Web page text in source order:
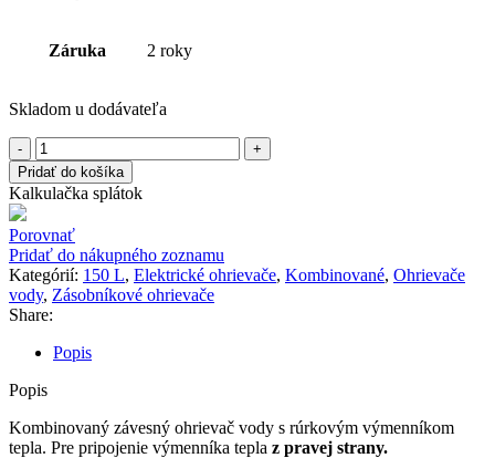
Záruka 2 roky
Skladom u dodávateľa
Pridať do košíka
Kalkulačka splátok
Porovnať
Pridať do nákupného zoznamu
Kategórií: 150 L, Elektrické ohrievače, Kombinované, Ohrievače
vody, Zásobníkové ohrievače
Share:
Popis
Popis
Kombinovaný závesný ohrievač vody s rúrkovým výmenníkom
tepla. Pre pripojenie výmenníka tepla z pravej strany.